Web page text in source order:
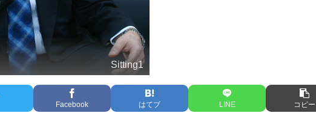
Sitting1
Facebook はてブ LINE コピー